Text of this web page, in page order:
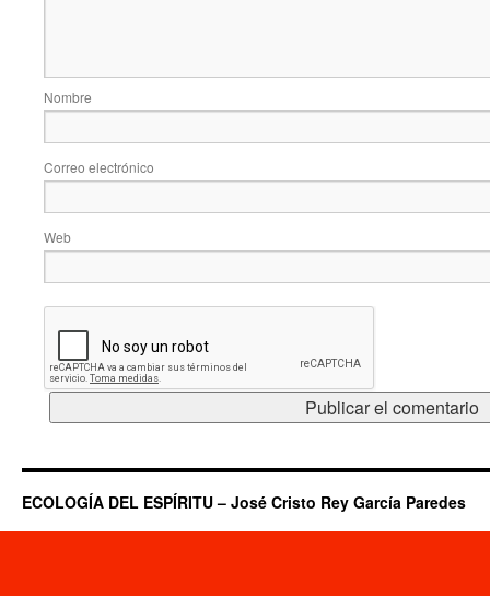
Nombre
Correo electrónico
Web
ECOLOGÍA DEL ESPÍRITU – José Cristo Rey García Paredes